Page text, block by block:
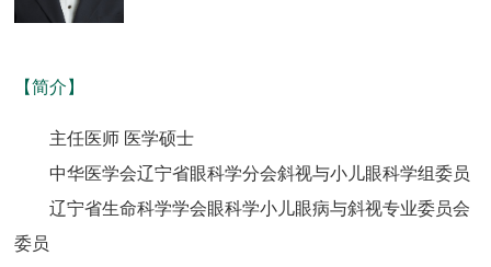
【简介】
主任医师 医学硕士
中华医学会辽宁省眼科学分会斜视与小儿眼科学组委员
辽宁省生命科学学会眼科学小儿眼病与斜视专业委员会
委员